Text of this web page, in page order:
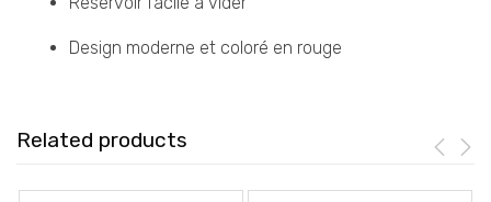
Design moderne et coloré en rouge
Related products